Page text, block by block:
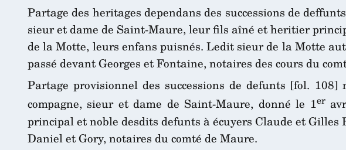
Partage des heritages dependans des successions de
sieur et dame de Saint-Maure, leur fils aîné et heritier
de la Motte, leurs enfans puisnés. Ledit sieur de la Motte
passé devant Georges et Fontaine, notaires des cours du
Partage provisionnel des successions de defunts [fol.
compagne, sieur et dame de Saint-Maure, donné le 1er
principal et noble desdits defunts à écuyers Claude et
Daniel et Gory, notaires du comté de Maure.